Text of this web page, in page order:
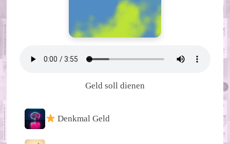
Geld soll dienen
Denkmal Geld